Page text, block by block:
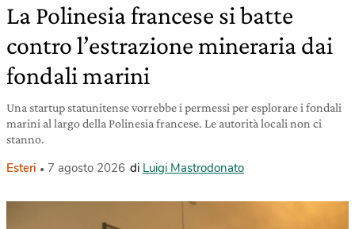
La Polinesia francese si batte
contro l’estrazione mineraria dai
fondali marini
Una startup statunitense vorrebbe i permessi per esplorare i fondali
marini al largo della Polinesia francese. Le autorità locali non ci
stanno.
Esteri 7 agosto 2026 di Luigi Mastrodonato